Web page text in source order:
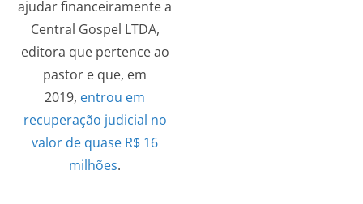
ajudar financeiramente a
Central Gospel LTDA,
editora que pertence ao
pastor e que, em
2019, entrou em
recuperação judicial no
valor de quase R$ 16
milhões.